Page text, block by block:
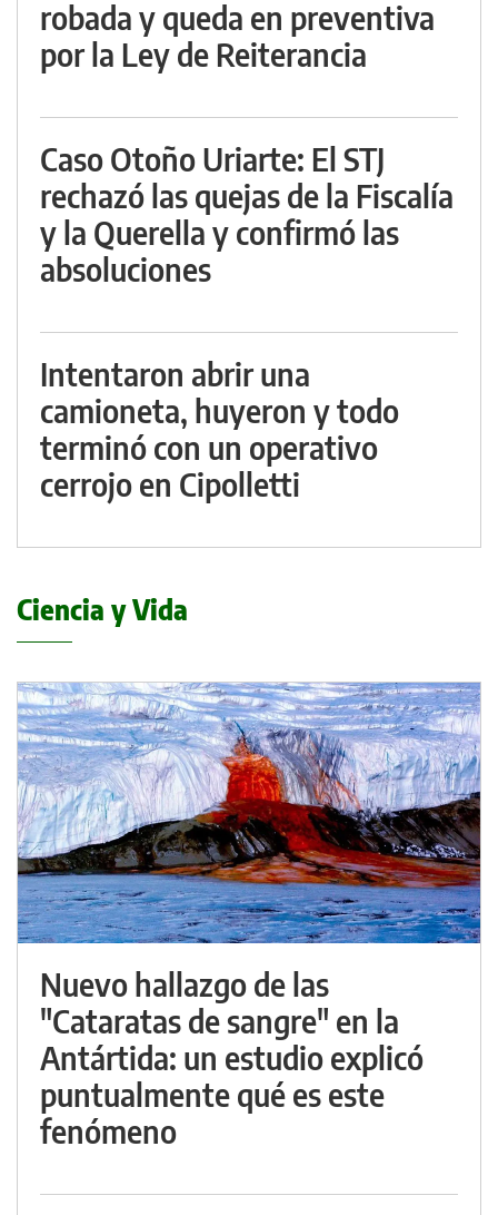
robada y queda en preventiva
por la Ley de Reiterancia
Caso Otoño Uriarte: El STJ
rechazó las quejas de la Fiscalía
y la Querella y confirmó las
absoluciones
Intentaron abrir una
camioneta, huyeron y todo
terminó con un operativo
cerrojo en Cipolletti
Ciencia y Vida
Nuevo hallazgo de las
"Cataratas de sangre" en la
Antártida: un estudio explicó
puntualmente qué es este
fenómeno